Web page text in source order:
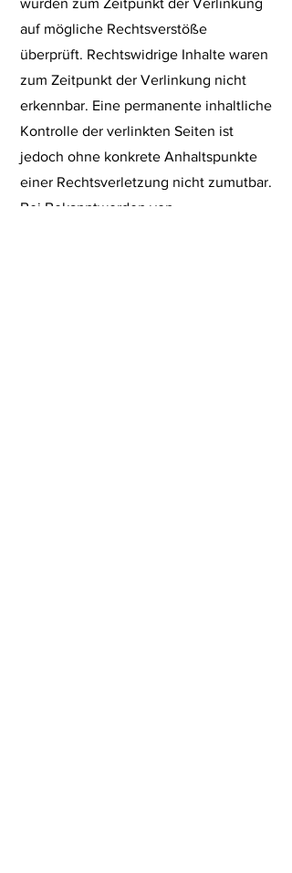
wurden zum Zeitpunkt der Verlinkung
auf mögliche Rechtsverstöße
überprüft. Rechtswidrige Inhalte waren
zum Zeitpunkt der Verlinkung nicht
erkennbar. Eine permanente inhaltliche
Kontrolle der verlinkten Seiten ist
jedoch ohne konkrete Anhaltspunkte
einer Rechtsverletzung nicht zumutbar.
Bei Bekanntwerden von